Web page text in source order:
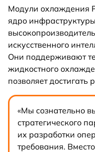
Модули охлаждения
ядро
искусственного
Они поддерживают
жидкостного
позволяет достигать
«Мы сознательно
стратегического
их разработки
требования.